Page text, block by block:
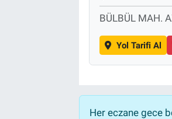
BÜLBÜL MAH.
Yol Tarifi Al
Her eczane gece